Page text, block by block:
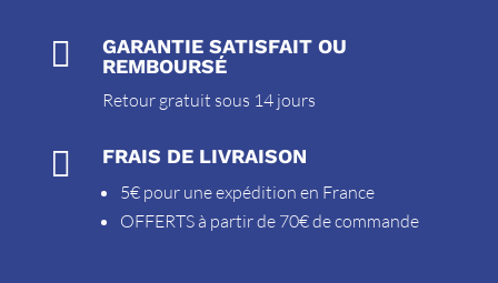

GARANTIE SATISFAIT OU
REMBOURSÉ
Retour gratuit sous 14 jours
 FRAIS DE LIVRAISON
5€ pour une expédition en France
OFFERTS à partir de 70€ de commande